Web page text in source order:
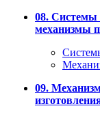
08. Системы
механизмы
09.